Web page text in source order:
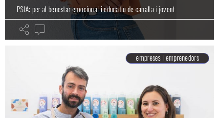
PSIA: per al benestar emocional i educatiu de canalla i jovent
empreses i emprenedors